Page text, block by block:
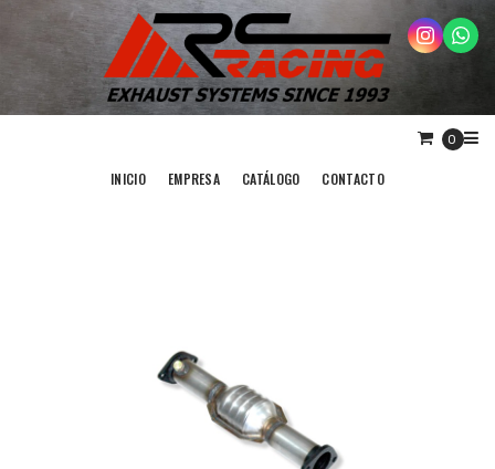
0
INICIO EMPRESA CATÁLOGO CONTACTO